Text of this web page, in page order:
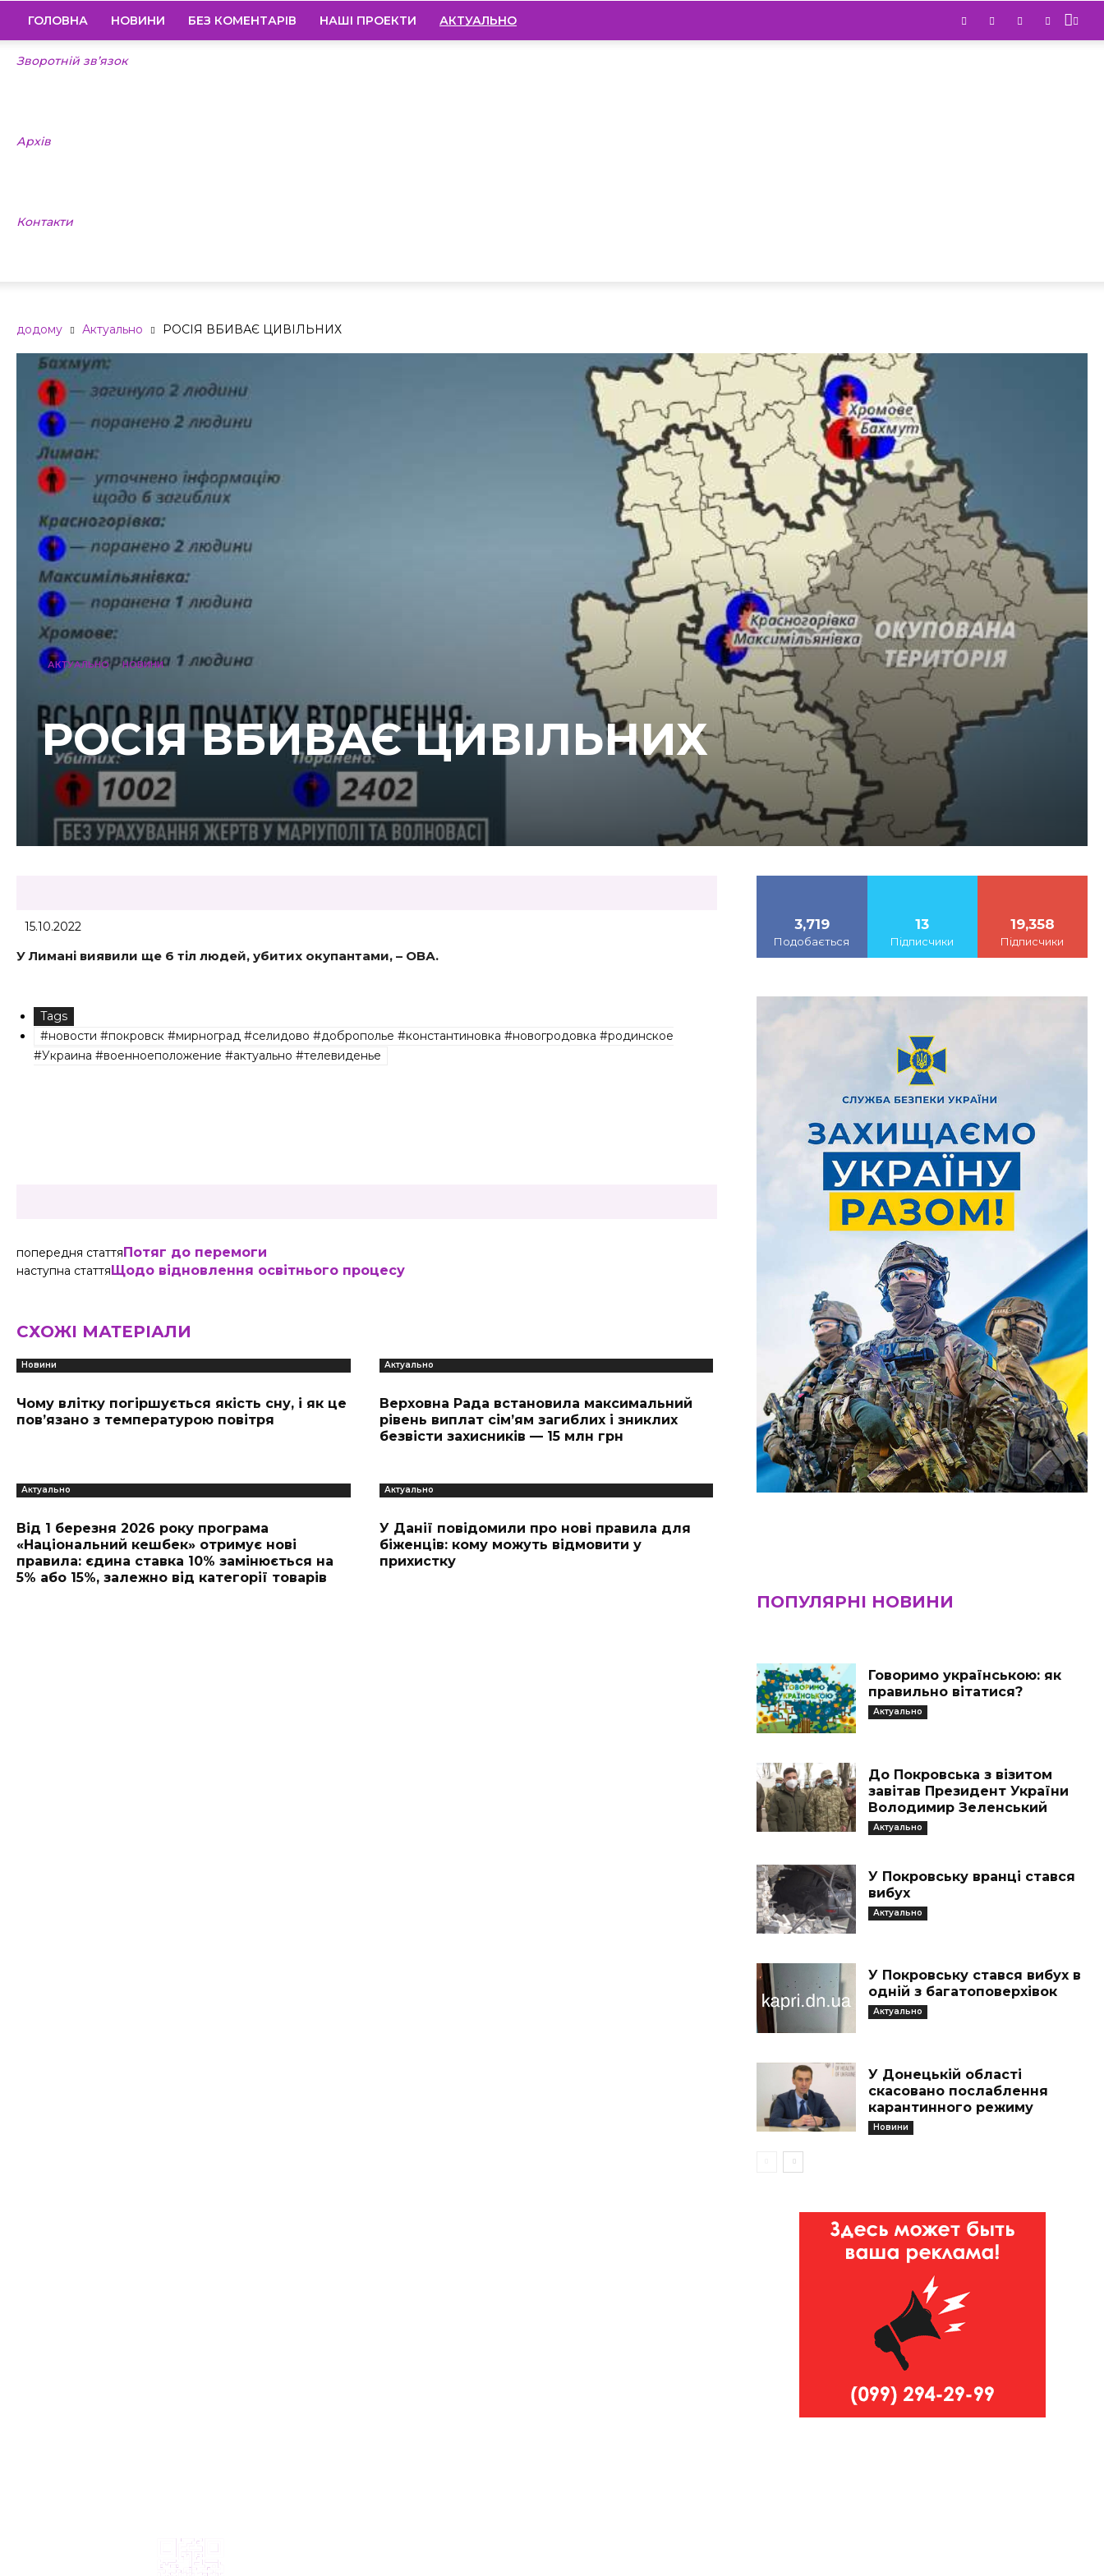
ГОЛОВНА НОВИНИ БЕЗ КОМЕНТАРІВ НАШІ ПРОЕКТИ АКТУАЛЬНО
Зворотній зв’язок
Архів
Контакти
додому Актуально РОСІЯ ВБИВАЄ ЦИВІЛЬНИХ
АКТУАЛЬНО НОВИНИ
РОСІЯ ВБИВАЄ ЦИВІЛЬНИХ
15.10.2022
У Лимані виявили ще 6 тіл людей, убитих окупантами, – ОВА.
Tags
#новости #покровск #мирноград #селидово #доброполье #константиновка #новогродовка #родинское
#Украина #военноеположение #актуально #телевиденье
попередня статтяПотяг до перемоги
наступна статтяЩодо відновлення освітнього процесу
СХОЖІ МАТЕРІАЛИ
Новини
Чому влітку погіршується якість сну, і як це
пов’язано з температурою повітря
Актуально
Верховна Рада встановила максимальний
рівень виплат сім’ям загиблих і зниклих
безвісти захисників — 15 млн грн
Актуально
Від 1 березня 2026 року програма
«Національний кешбек» отримує нові
правила: єдина ставка 10% замінюється на
5% або 15%, залежно від категорії товарів
Актуально
У Данії повідомили про нові правила для
біженців: кому можуть відмовити у
прихистку
3,719
Подобається
13
Підписчики
19,358
Підписчики
ПОПУЛЯРНІ НОВИНИ
Говоримо українською: як
правильно вітатися?
Актуально
До Покровська з візитом
завітав Президент України
Володимир Зеленський
Актуально
У Покровську вранці стався
вибух
Актуально
У Покровську стався вибух в
одній з багатоповерхівок
Актуально
У Донецькій області
скасовано послаблення
карантинного режиму
Новини